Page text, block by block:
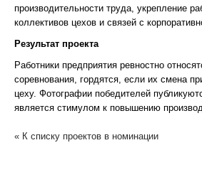
производительности труда, укрепление
коллективов цехов и связей с
Результат проекта
Работники предприятия ревностно
соревнования, гордятся, если их смена
цеху. Фотографии победителей
является стимулом к повышению
« К списку проектов в номинации